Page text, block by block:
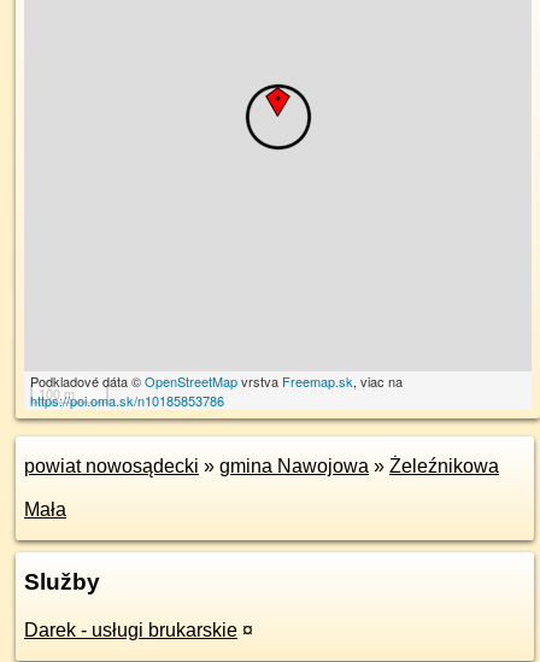
100 m
Podkladové dáta ©OpenStreetMapvrstva Freemap.sk, viac na
https://poi.oma.sk/n10185853786
powiat nowosądecki » gmina Nawojowa » Żeleźnikowa
Mała
Služby
Darek - usługi brukarskie ¤